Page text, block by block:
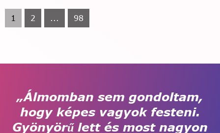
1 2 ... 98
„Álmomban sem gondoltam,
hogy képes vagyok festeni.
Gyönyörű lett és most nagyon